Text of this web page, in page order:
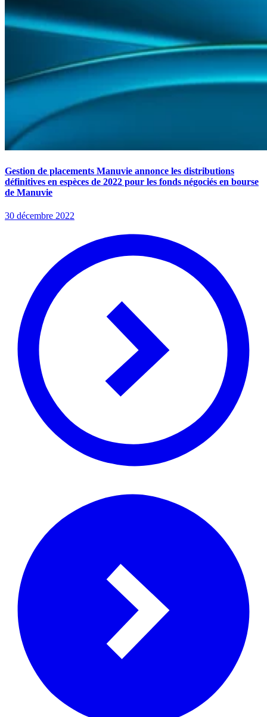
Gestion de placements Manuvie annonce les distributions
définitives en espèces de 2022 pour les fonds négociés en bourse
de Manuvie
30 décembre 2022